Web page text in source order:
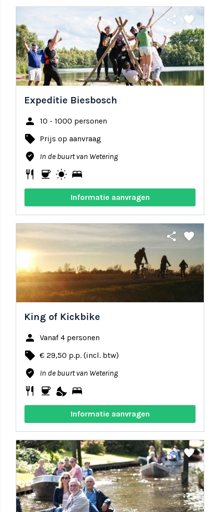
share favorite
Expeditie Biesbosch
person 10 - 1000 personen
local_offer Prijs op aanvraag
where_to_vote In de buurt van Wetering
restaurant coffee wb_sunny bed
Informatie aanvragen
share favorite
King of Kickbike
person Vanaf 4 personen
local_offer € 29,50 p.p. (incl. btw)
where_to_vote In de buurt van Wetering
restaurant coffee nights_stay bed
Informatie aanvragen
share favorite